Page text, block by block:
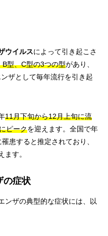
ウイルスによって引き起こさ
B型、C型の3つの型があり、
ザとして毎年流行を引き起
11月下旬から12月上旬に流
ピークを迎えます。全国で年
患すると推定されており、
ます。
の症状
ンザの典型的な症状には、以